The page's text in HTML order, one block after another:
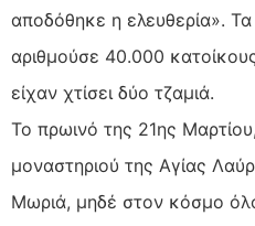
αποδόθηκε η ελευθερία».
αριθμούσε 40.000
είχαν χτίσει δύο τζαμιά.
Το πρωινό της 21ης
μοναστηριού της Αγίας
Μωριά, μηδέ στον κόσμο